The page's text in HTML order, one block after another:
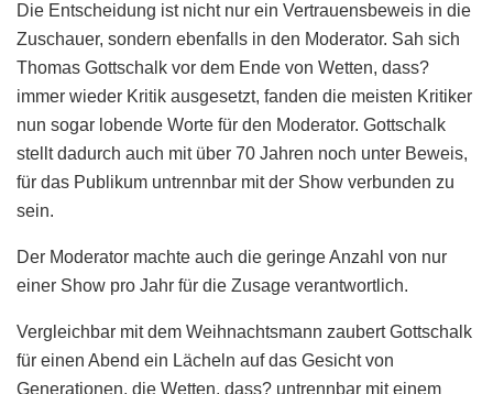
Die Entscheidung ist nicht nur ein Vertrauensbeweis in die
Zuschauer, sondern ebenfalls in den Moderator. Sah sich
Thomas Gottschalk vor dem Ende von Wetten, dass?
immer wieder Kritik ausgesetzt, fanden die meisten Kritiker
nun sogar lobende Worte für den Moderator. Gottschalk
stellt dadurch auch mit über 70 Jahren noch unter Beweis,
für das Publikum untrennbar mit der Show verbunden zu
sein.
Der Moderator machte auch die geringe Anzahl von nur
einer Show pro Jahr für die Zusage verantwortlich.
Vergleichbar mit dem Weihnachtsmann zaubert Gottschalk
für einen Abend ein Lächeln auf das Gesicht von
Generationen, die Wetten, dass? untrennbar mit einem